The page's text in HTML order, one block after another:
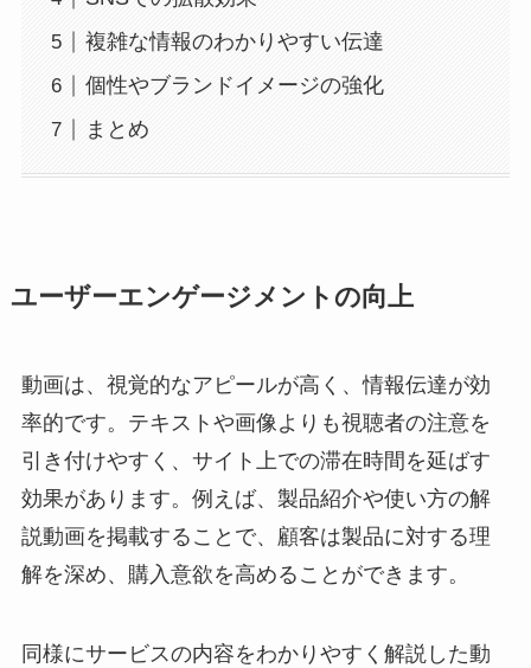
複雑な情報のわかりやすい伝達
個性やブランドイメージの強化
まとめ
ユーザーエンゲージメントの向上
動画は、視覚的なアピールが高く、情報伝達が効
率的です。テキストや画像よりも視聴者の注意を
引き付けやすく、サイト上での滞在時間を延ばす
効果があります。例えば、製品紹介や使い方の解
説動画を掲載することで、顧客は製品に対する理
解を深め、購入意欲を高めることができます。
同様にサービスの内容をわかりやすく解説した動